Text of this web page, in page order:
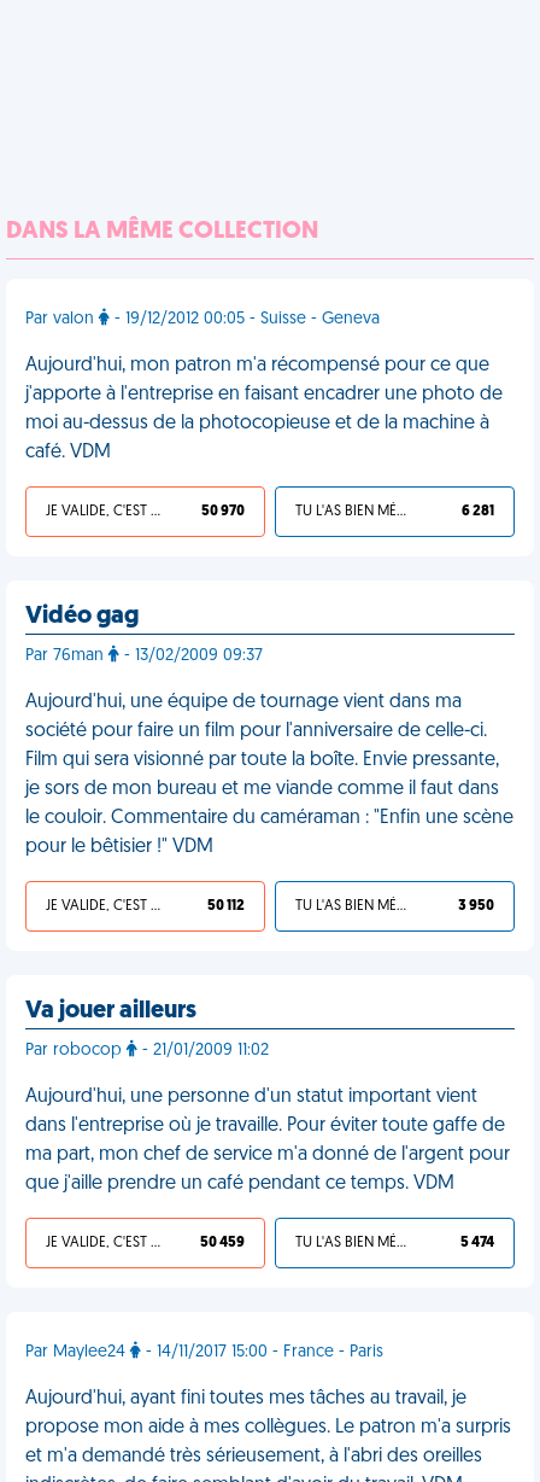
DANS LA MÊME COLLECTION
Par valon - 19/12/2012 00:05 - Suisse - Geneva
Aujourd'hui, mon patron m'a récompensé pour ce que
j'apporte à l'entreprise en faisant encadrer une photo de
moi au-dessus de la photocopieuse et de la machine à
café. VDM
JE VALIDE, C'EST UNE VDM 50 970 TU L'AS BIEN MÉRITÉ 6 281
Vidéo gag
Par 76man - 13/02/2009 09:37
Aujourd'hui, une équipe de tournage vient dans ma
société pour faire un film pour l'anniversaire de celle-ci.
Film qui sera visionné par toute la boîte. Envie pressante,
je sors de mon bureau et me viande comme il faut dans
le couloir. Commentaire du caméraman : "Enfin une scène
pour le bêtisier !" VDM
JE VALIDE, C'EST UNE VDM 50 112 TU L'AS BIEN MÉRITÉ 3 950
Va jouer ailleurs
Par robocop - 21/01/2009 11:02
Aujourd'hui, une personne d'un statut important vient
dans l'entreprise où je travaille. Pour éviter toute gaffe de
ma part, mon chef de service m'a donné de l'argent pour
que j'aille prendre un café pendant ce temps. VDM
JE VALIDE, C'EST UNE VDM 50 459 TU L'AS BIEN MÉRITÉ 5 474
Par Maylee24 - 14/11/2017 15:00 - France - Paris
Aujourd'hui, ayant fini toutes mes tâches au travail, je
propose mon aide à mes collègues. Le patron m'a surpris
et m'a demandé très sérieusement, à l'abri des oreilles